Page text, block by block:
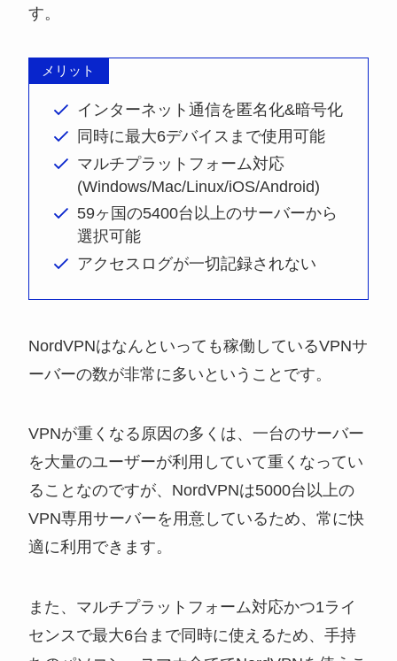
す。
メリット
インターネット通信を匿名化&暗号化
同時に最大6デバイスまで使用可能
マルチプラットフォーム対応
(Windows/Mac/Linux/iOS/Android)
59ヶ国の5400台以上のサーバーから
選択可能
アクセスログが一切記録されない
NordVPNはなんといっても稼働しているVPNサ
ーバーの数が非常に多いということです。
VPNが重くなる原因の多くは、一台のサーバー
を大量のユーザーが利用していて重くなってい
ることなのですが、NordVPNは5000台以上の
VPN専用サーバーを用意しているため、常に快
適に利用できます。
また、マルチプラットフォーム対応かつ1ライ
センスで最大6台まで同時に使えるため、手持